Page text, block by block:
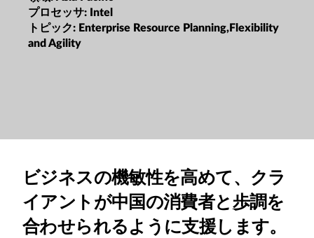
プロセッサ: Intel
トピック: Enterprise Resource Planning,Flexibility
and Agility
ビジネスの機敏性を高めて、クラ
イアントが中国の消費者と歩調を
合わせられるように支援します。